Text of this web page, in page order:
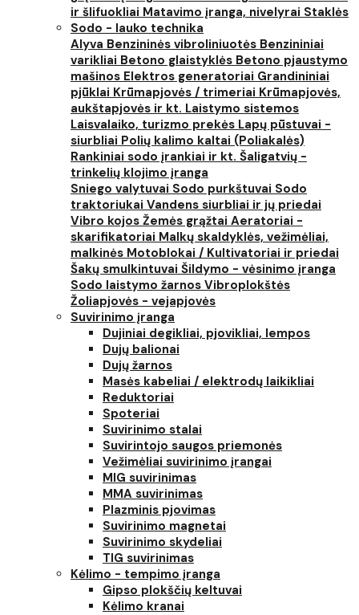
ir šlifuokliai Matavimo įranga, nivelyrai Staklės
Sodo - lauko technika
Alyva Benzininės vibroliniuotės Benzininiai
varikliai Betono glaistyklės Betono pjaustymo
mašinos Elektros generatoriai Grandininiai
pjūklai Krūmapjovės / trimeriai Krūmapjovės,
aukštapjovės ir kt. Laistymo sistemos
Laisvalaiko, turizmo prekės Lapų pūstuvai -
siurbliai Polių kalimo kaltai (Poliakalės)
Rankiniai sodo įrankiai ir kt. Šaligatvių -
trinkelių klojimo įranga
Sniego valytuvai Sodo purkštuvai Sodo
traktoriukai Vandens siurbliai ir jų priedai
Vibro kojos Žemės grąžtai Aeratoriai -
skarifikatoriai Malkų skaldyklės, vežimėliai,
malkinės Motoblokai / Kultivatoriai ir priedai
Šakų smulkintuvai Šildymo - vėsinimo įranga
Sodo laistymo žarnos Vibroplokštės
Žoliapjovės - vejapjovės
Suvirinimo įranga
Dujiniai degikliai, pjovikliai, lempos
Dujų balionai
Dujų žarnos
Masės kabeliai / elektrodų laikikliai
Reduktoriai
Spoteriai
Suvirinimo stalai
Suvirintojo saugos priemonės
Vežimėliai suvirinimo įrangai
MIG suvirinimas
MMA suvirinimas
Plazminis pjovimas
Suvirinimo magnetai
Suvirinimo skydeliai
TIG suvirinimas
Kėlimo - tempimo įranga
Gipso plokščių keltuvai
Kėlimo kranai